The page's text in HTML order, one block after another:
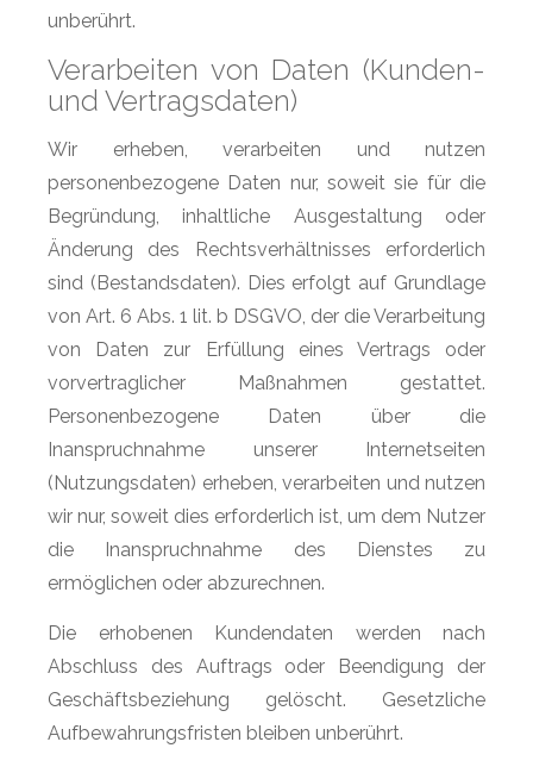
unberührt.
Verarbeiten von Daten (Kunden-
und Vertragsdaten)
Wir erheben, verarbeiten und nutzen
personenbezogene Daten nur, soweit sie für die
Begründung, inhaltliche Ausgestaltung oder
Änderung des Rechtsverhältnisses erforderlich
sind (Bestandsdaten). Dies erfolgt auf Grundlage
von Art. 6 Abs. 1 lit. b DSGVO, der die Verarbeitung
von Daten zur Erfüllung eines Vertrags oder
vorvertraglicher Maßnahmen gestattet.
Personenbezogene Daten über die
Inanspruchnahme unserer Internetseiten
(Nutzungsdaten) erheben, verarbeiten und nutzen
wir nur, soweit dies erforderlich ist, um dem Nutzer
die Inanspruchnahme des Dienstes zu
ermöglichen oder abzurechnen.
Die erhobenen Kundendaten werden nach
Abschluss des Auftrags oder Beendigung der
Geschäftsbeziehung gelöscht. Gesetzliche
Aufbewahrungsfristen bleiben unberührt.